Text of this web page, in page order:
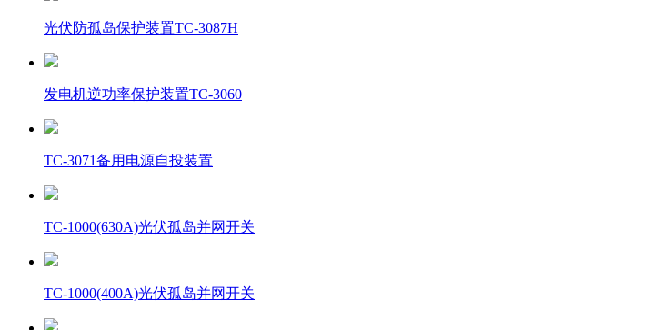
光伏防孤岛保护装置TC-3087H
发电机逆功率保护装置TC-3060
TC-3071备用电源自投装置
TC-1000(630A)光伏孤岛并网开关
TC-1000(400A)光伏孤岛并网开关